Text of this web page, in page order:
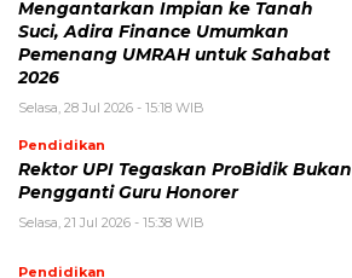
Mengantarkan Impian ke Tanah
Suci, Adira Finance Umumkan
Pemenang UMRAH untuk Sahabat
2026
Selasa, 28 Jul 2026 - 15:18 WIB
Pendidikan
Rektor UPI Tegaskan ProBidik Bukan
Pengganti Guru Honorer
Selasa, 21 Jul 2026 - 15:38 WIB
Pendidikan